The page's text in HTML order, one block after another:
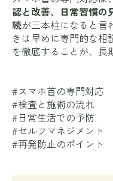
認と改善、日常習慣の
続が三本柱になると言
きは早めに専門的な相
を徹底することが、長
#スマホ首の専門対応
#検査と施術の流れ
#日常生活での予防
#セルフマネジメント
#再発防止のポイント